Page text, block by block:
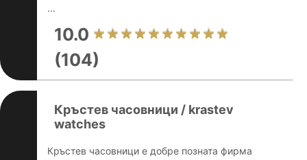
...
10.0
(104)
Кръстев часовници / krastev
watches
Кръстев часовници е добре позната фирма